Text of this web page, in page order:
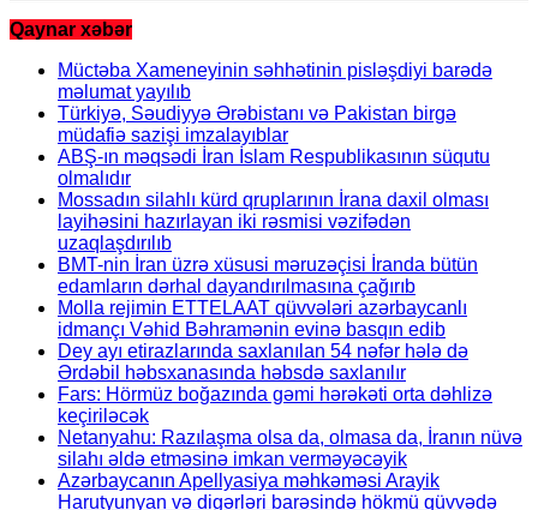
Qaynar xəbər
Müctəba Xameneyinin səhhətinin pisləşdiyi barədə
məlumat yayılıb
Türkiyə, Səudiyyə Ərəbistanı və Pakistan birgə
müdafiə sazişi imzalayıblar
ABŞ-ın məqsədi İran İslam Respublikasının süqutu
olmalıdır
Mossadın silahlı kürd qruplarının İrana daxil olması
layihəsini hazırlayan iki rəsmisi vəzifədən
uzaqlaşdırılıb
BMT-nin İran üzrə xüsusi məruzəçisi İranda bütün
edamların dərhal dayandırılmasına çağırıb
Molla rejimin ETTELAAT qüvvələri azərbaycanlı
idmançı Vəhid Bəhramənin evinə basqın edib
Dey ayı etirazlarında saxlanılan 54 nəfər hələ də
Ərdəbil həbsxanasında həbsdə saxlanılır
Fars: Hörmüz boğazında gəmi hərəkəti orta dəhlizə
keçiriləcək
Netanyahu: Razılaşma olsa da, olmasa da, İranın nüvə
silahı əldə etməsinə imkan verməyəcəyik
Azərbaycanın Apellyasiya məhkəməsi Arayik
Harutyunyan və digərləri barəsində hökmü qüvvədə